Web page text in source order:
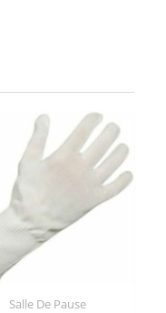
Salle De Pause